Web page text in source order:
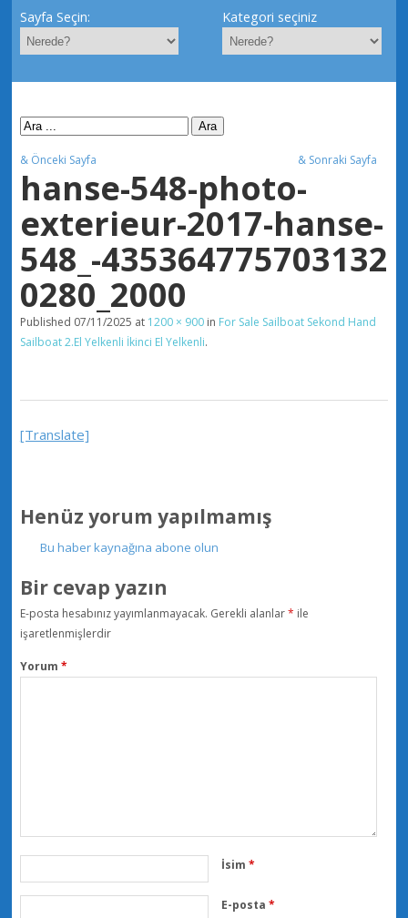
Sayfa Seçin: Kategori seçiniz
& Önceki Sayfa & Sonraki Sayfa
hanse-548-photo-
exterieur-2017-hanse-
548_-435364775703132
0280_2000
Published 07/11/2025 at 1200 × 900in For Sale Sailboat Sekond Hand
Sailboat 2.El Yelkenli İkinci El Yelkenli.
[Translate]
Henüz yorum yapılmamış
Bu haber kaynağına abone olun
Bir cevap yazın
E-posta hesabınız yayımlanmayacak. Gerekli alanlar* ile
işaretlenmişlerdir
Yorum *
İsim *
E-posta *